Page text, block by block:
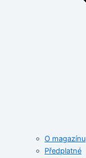
O magazínu
Předplatné